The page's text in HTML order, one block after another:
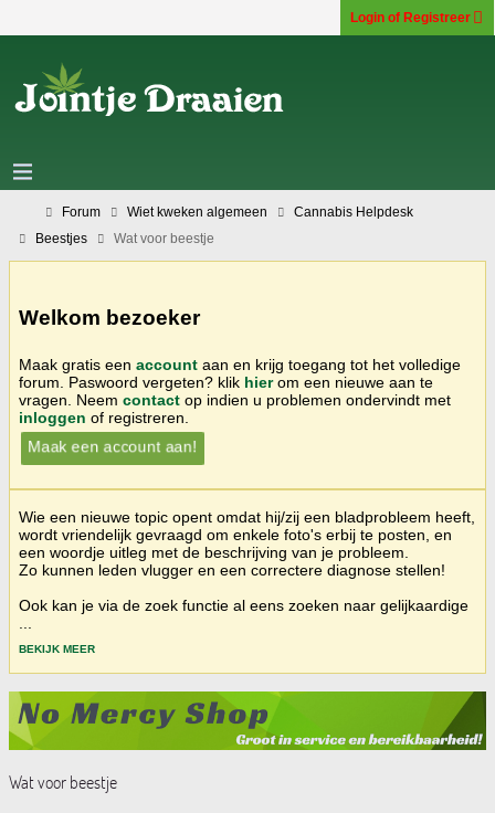
Login of Registreer
Forum Wiet kweken algemeen
Cannabis Helpdesk
Beestjes
Wat voor beestje
Welkom bezoeker
Maak gratis een account aan en krijg toegang tot het volledige
forum. Paswoord vergeten? klik hierom een nieuwe aan te
vragen. Neem contact op indien u problemen ondervindt met
inloggen of registreren.
Maak een account aan!
Wie een nieuwe topic opent omdat hij/zij een bladprobleem heeft,
wordt vriendelijk gevraagd om enkele foto's erbij te posten, en
een woordje uitleg met de beschrijving van je probleem.
Zo kunnen leden vlugger en een correctere diagnose stellen!
Ook kan je via de zoek functie al eens zoeken naar gelijkaardige
BEKIJK MEER
Wat voor beestje